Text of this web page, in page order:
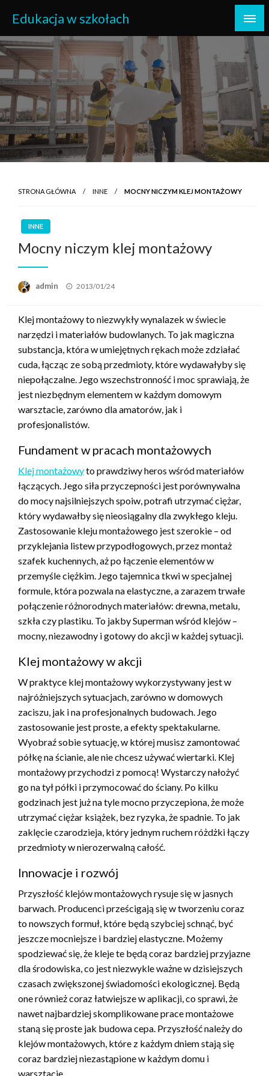
content
Edukacja w szkołach
STRONA GŁÓWNA INNE MOCNY NICZYM KLEJ MONTAŻOWY
INNE
Mocny niczym klej montażowy
admin
Opublikowane
2013/01/24
Klej montażowy to niezwykły wynalazek w świecie
narzędzi i materiałów budowlanych. To jak magiczna
substancja, która w umiejętnych rękach może zdziałać
cuda, łącząc ze sobą przedmioty, które wydawałyby się
niepołączalne. Jego wszechstronność i moc sprawiają, że
jest niezbędnym elementem w każdym domowym
warsztacie, zarówno dla amatorów, jak i
profesjonalistów.
Fundament w pracach montażowych
Klej montażowyto prawdziwy heros wśród materiałów
łączących. Jego siła przyczepności jest porównywalna
do mocy najsilniejszych spoiw, potrafi utrzymać ciężar,
który wydawałby się nieosiągalny dla zwykłego kleju.
Zastosowanie kleju montażowego jest szerokie – od
przyklejania listew przypodłogowych, przez montaż
szafek kuchennych, aż po łączenie elementów w
przemyśle ciężkim. Jego tajemnica tkwi w specjalnej
formule, która pozwala na elastyczne, a zarazem trwałe
połączenie różnorodnych materiałów: drewna, metalu,
szkła czy plastiku. To jakby Superman wśród klejów –
mocny, niezawodny i gotowy do akcji w każdej sytuacji.
Klej montażowy w akcji
W praktyce klej montażowy wykorzystywany jest w
najróżniejszych sytuacjach, zarówno w domowych
zaciszu, jak i na profesjonalnych budowach. Jego
zastosowanie jest proste, a efekty spektakularne.
Wyobraź sobie sytuację, w której musisz zamontować
półkę na ścianie, ale nie chcesz używać wiertarki. Klej
montażowy przychodzi z pomocą! Wystarczy nałożyć
go na tył półki i przymocować do ściany. Po kilku
godzinach jest już na tyle mocno przyczepiona, że może
utrzymać ciężar książek, bez ryzyka, że spadnie. To jak
zaklęcie czarodzieja, który jednym ruchem różdżki łączy
przedmioty w nierozerwalną całość.
Innowacje i rozwój
Przyszłość klejów montażowych rysuje się w jasnych
barwach. Producenci prześcigają się w tworzeniu coraz
to nowszych formuł, które będą szybciej schnąć, być
jeszcze mocniejsze i bardziej elastyczne. Możemy
spodziewać się, że kleje te będą coraz bardziej przyjazne
dla środowiska, co jest niezwykle ważne w dzisiejszych
czasach zwiększonej świadomości ekologicznej. Będą
one również coraz łatwiejsze w aplikacji, co sprawi, że
nawet najbardziej skomplikowane prace montażowe
staną się proste jak budowa cepa. Przyszłość należy do
klejów montażowych, które z każdym dniem stają się
coraz bardziej niezastąpione w każdym domu i
warsztacie.